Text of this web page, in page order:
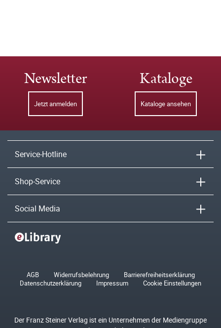
Newsletter
Jetzt anmelden
Kataloge
Kataloge ansehen
Service-Hotline
Shop-Service
Social Media
AGB Widerrufsbelehrung
Barrierefreiheitserklärung
Datenschutzerklärung
Impressum Cookie Einstellungen
Der Franz Steiner Verlag ist ein Unternehmen der Mediengruppe